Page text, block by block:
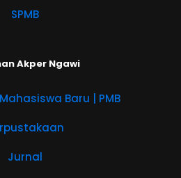
SPMB
Akper Ngawi
Baru | PMB
Jurnal